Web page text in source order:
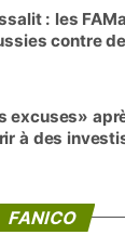
: les
contre
excuses»
à des
FANICO